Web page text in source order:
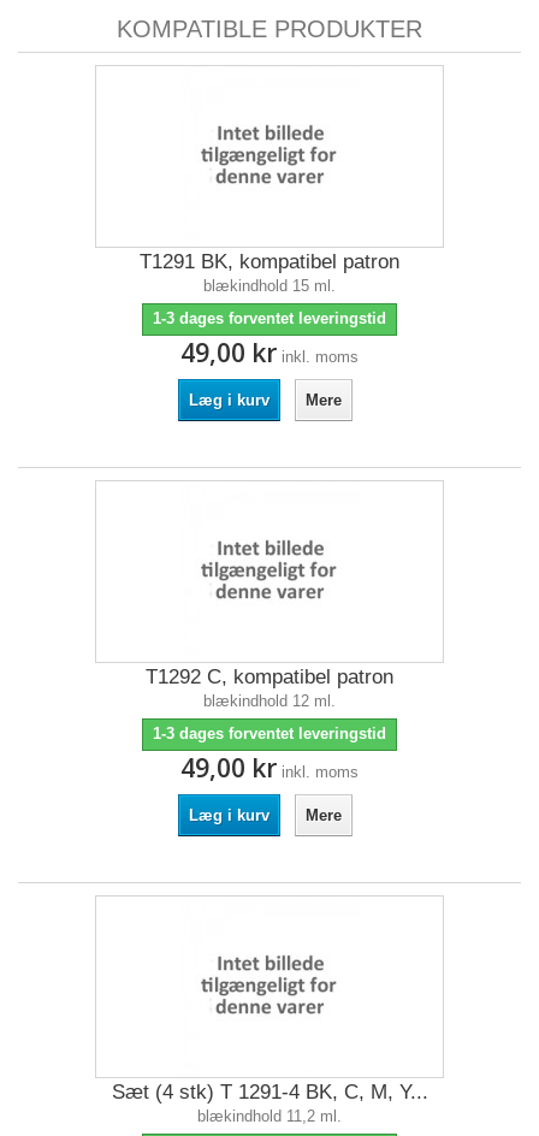
KOMPATIBLE PRODUKTER
T1291 BK, kompatibel patron
blækindhold 15 ml.
1-3 dages forventet leveringstid
49,00 kr inkl. moms
Læg i kurv Mere
T1292 C, kompatibel patron
blækindhold 12 ml.
1-3 dages forventet leveringstid
49,00 kr inkl. moms
Læg i kurv Mere
Sæt (4 stk) T 1291-4 BK, C, M, Y...
blækindhold 11,2 ml.